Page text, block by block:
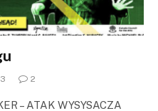
2
– ATAK WYSYSACZA